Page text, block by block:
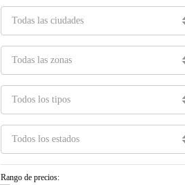
Todas las ciudades
Todas las zonas
Todos los tipos
Todos los estados
Rango de precios: